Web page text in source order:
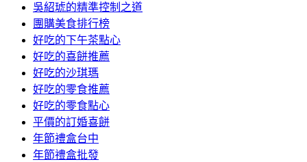
吳紹琥的精準控制之道
團購美食排行榜
好吃的下午茶點心
好吃的喜餅推薦
好吃的沙琪瑪
好吃的零食推薦
好吃的零食點心
平價的訂婚喜餅
年節禮盒台中
年節禮盒批發